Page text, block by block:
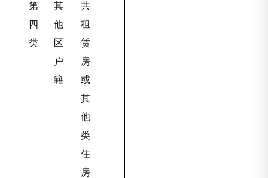
第
四
类
其
他
区
户
籍
共
租
赁
房
或
其
他
类
住
房